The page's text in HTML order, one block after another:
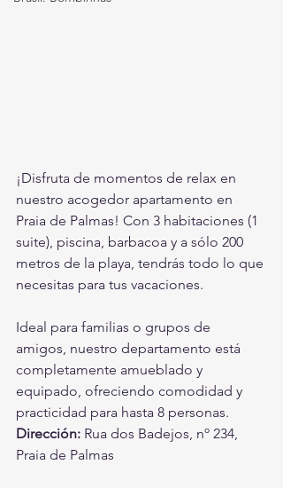
¡Disfruta de momentos de relax en
nuestro acogedor apartamento en
Praia de Palmas! Con 3 habitaciones (1
suite), piscina, barbacoa y a sólo 200
metros de la playa, tendrás todo lo que
necesitas para tus vacaciones.
Ideal para familias o grupos de
amigos, nuestro departamento está
completamente amueblado y
equipado, ofreciendo comodidad y
practicidad para hasta 8 personas.
Dirección: Rua dos Badejos, nº 234,
Praia de Palmas